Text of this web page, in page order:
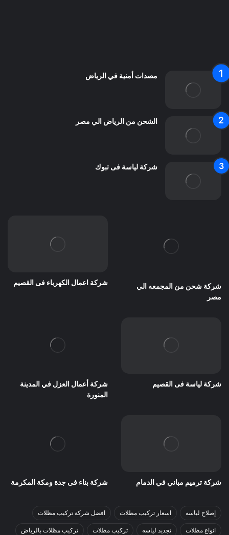
مصدات أمنية في الرياض
الشحن من الرياض الي مصر
شركة لياسة فى تبوك
شركة شحن من المجمعه الي
مصر
شركة اعمال الكهرباء فى القصيم
شركة لياسة فى القصيم
شركة أعمال العزل في المدينة
المنورة
شركة ترميم مباني في الدمام شركة بناء فى جدة ومكة المكرمة
إصلاح لياسه اسعار تركيب مظلات افضل شركة تركيب مظلات
انواع مظلات تجديد لياسه تركيب مظلات تركيب مظلات بالرياض